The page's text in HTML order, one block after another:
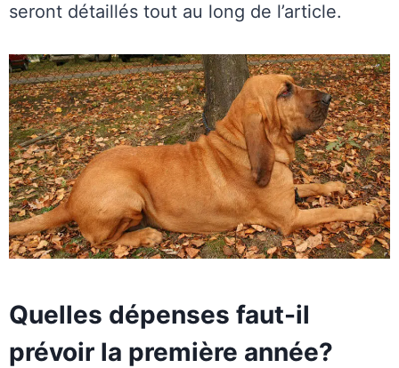
seront détaillés tout au long de l’article.
Quelles dépenses faut-il
prévoir la première année?